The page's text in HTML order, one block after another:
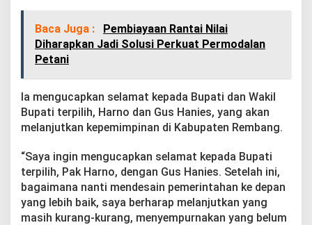
Baca Juga :
Pembiayaan Rantai Nilai
Diharapkan Jadi Solusi Perkuat Permodalan
Petani
Ia mengucapkan selamat kepada Bupati dan Wakil
Bupati terpilih, Harno dan Gus Hanies, yang akan
melanjutkan kepemimpinan di Kabupaten Rembang.
“Saya ingin mengucapkan selamat kepada Bupati
terpilih, Pak Harno, dengan Gus Hanies. Setelah ini,
bagaimana nanti mendesain pemerintahan ke depan
yang lebih baik, saya berharap melanjutkan yang
masih kurang-kurang, menyempurnakan yang belum